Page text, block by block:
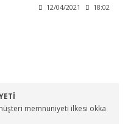
12/04/2021 18:02
memnuniyeti ilkesi okka